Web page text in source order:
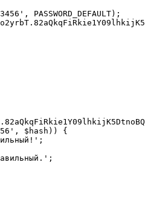
PASSWORD_DEFAULT);
$hash)) {